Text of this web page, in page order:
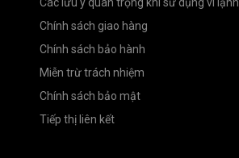
Các lưu ý quan trọng khi sử dụng ví lạnh
Chính sách giao hàng
Chính sách bảo hành
Miễn trừ trách nhiệm
Chính sách bảo mật
Tiếp thị liên kết